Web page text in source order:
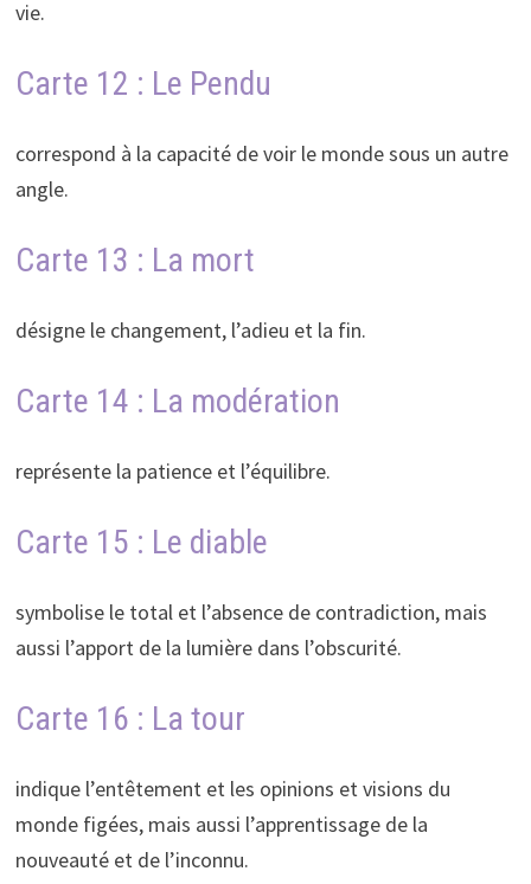
vie.
Carte 12 : Le Pendu
correspond à la capacité de voir le monde sous un autre
angle.
Carte 13 : La mort
désigne le changement, l’adieu et la fin.
Carte 14 : La modération
représente la patience et l’équilibre.
Carte 15 : Le diable
symbolise le total et l’absence de contradiction, mais
aussi l’apport de la lumière dans l’obscurité.
Carte 16 : La tour
indique l’entêtement et les opinions et visions du
monde figées, mais aussi l’apprentissage de la
nouveauté et de l’inconnu.